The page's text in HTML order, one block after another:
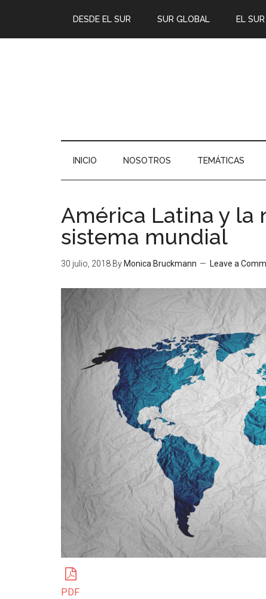
DESDE EL SUR SUR GLOBAL EL
INICIO NOSOTROS TEMÁTICAS
América Latina y la
sistema mundial
30 julio, 2018 By Monica Bruckmann Leave a
PDF